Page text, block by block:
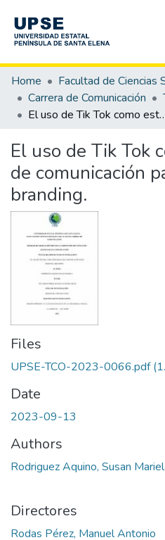
Communities & Collections
All of DSpace
Statistics
Home
Carrera de Comunicación
El uso de Tik Tok como estrategia
El uso de Tik Tok
de comunicación
branding.
Files
UPSE-TCO-2023-0066.pdf
Date
2023-09-13
Authors
Rodriguez Aquino, Susan
Directores
Rodas Pérez, Manuel Antonio